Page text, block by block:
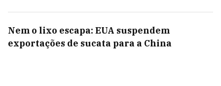
Nem o lixo escapa: EUA suspendem
exportações de sucata para a China